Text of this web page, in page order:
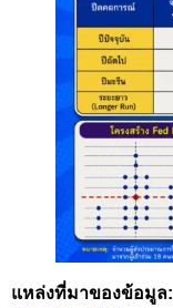
แหล่งที่มาของข้อมูล: